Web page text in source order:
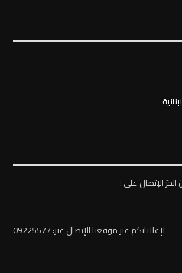
الحرّ الإتصال على :
لإعلاناتكم عبر موقعنا الإتصال عبر: 09225577